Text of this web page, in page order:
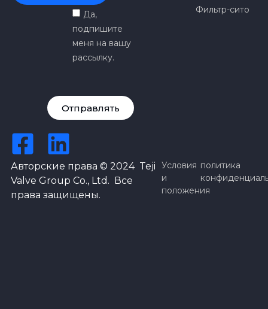
Да,
подпишите
меня на вашу
рассылку.
Отправлять
Фильтр-сито
Авторские права © 2024 Teji
Valve Group Co., Ltd. Все
права защищены.
Условия
и
положения
политика